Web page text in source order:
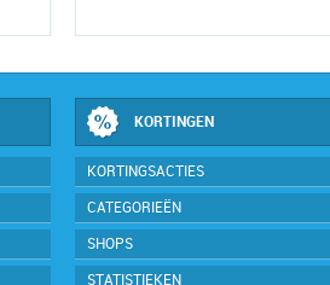
KORTINGEN
KORTINGSACTIES
CATEGORIEËN
SHOPS
STATISTIEKEN